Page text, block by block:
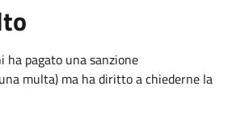
ha pagato una sanzione
multa) ma ha diritto a chiederne la